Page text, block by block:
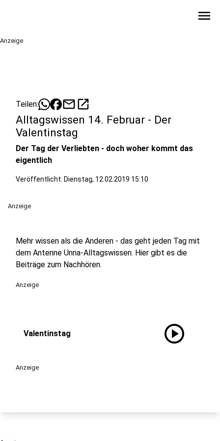
menu
Anzeige
Teilen: mailopen_in_new
Alltagswissen 14. Februar - Der
Valentinstag
Der Tag der Verliebten - doch woher kommt das
eigentlich
Veröffentlicht: Dienstag, 12.02.2019 15:10
Anzeige
Mehr wissen als die Anderen - das geht jeden Tag mit
dem Antenne Unna-Alltagswissen. Hier gibt es die
Beiträge zum Nachhören.
Anzeige
Valentinstag play_circle
Anzeige